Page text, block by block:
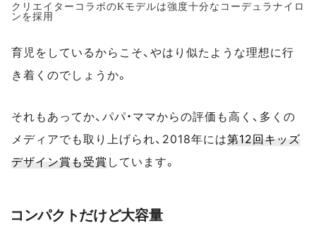
クリエイターコラボのKモデルは強度十分なコーデュラナイロ
ンを採用
育児をしているからこそ、やはり似たような理想に行
き着くのでしょうか。
それもあってか、パパ・ママからの評価も高く、多くの
メディアでも取り上げられ、2018年には第12回キッズ
デザイン賞も受賞 しています。
コンパクトだけど大容量